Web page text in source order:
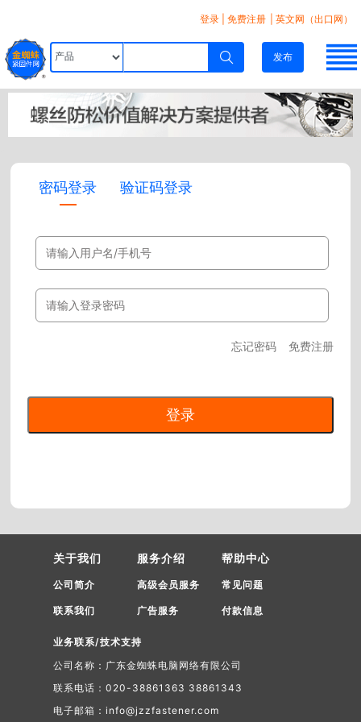
登录 免费注册 | 英文网（出口网）
发布
密码登录 验证码登录
忘记密码 免费注册
关于我们
公司简介
联系我们
服务介绍
高级会员服务
广告服务
帮助中心
常见问题
付款信息
业务联系/技术支持
公司名称：广东金蜘蛛电脑网络有限公司
联系电话：020-38861363 38861343
电子邮箱：info@jzzfastener.com